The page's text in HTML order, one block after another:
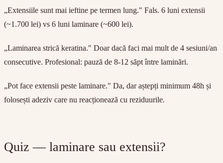
„Extensiile sunt mai ieftine pe termen lung." Fals. 6 luni extensii
(~1.700 lei) vs 6 luni laminare (~600 lei).
„Laminarea strică keratina." Doar dacă faci mai mult de 4 sesiuni/an
consecutive. Profesional: pauză de 8-12 săpt între laminări.
„Pot face extensii peste laminare." Da, dar aștepți minimum 48h și
folosești adeziv care nu reacționează cu reziduurile.
Quiz — laminare sau extensii?